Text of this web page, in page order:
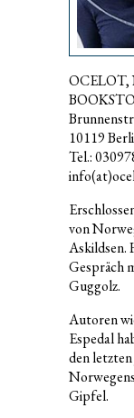
10119
Tel.:
von
Askildsen.
Gespräch
Guggolz.
Autoren
Espedal
den
Gipfel.